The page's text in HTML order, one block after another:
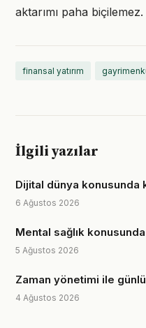
aktarımı paha biçilemez.
finansal yatırım
İlgili yazılar
Dijital dünya konusunda
6 Ağustos 2026
Mental sağlık
5 Ağustos 2026
Zaman yönetimi ile
4 Ağustos 2026